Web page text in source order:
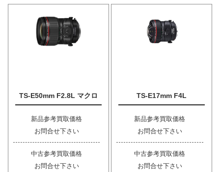
TS-E50mm F2.8L マクロ
新品参考買取価格
お問合せ下さい
中古参考買取価格
お問合せ下さい
TS-E17mm F4L
新品参考買取価格
お問合せ下さい
中古参考買取価格
お問合せ下さい